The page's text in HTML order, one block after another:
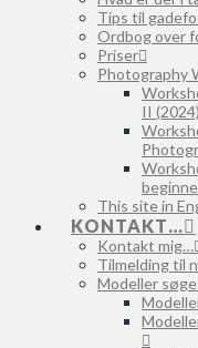
Tips til
Ordbog over
Priser
Photography
II (2024)
This site in
KONTAKT…
Kontakt mig…
Tilmelding til
Modeller